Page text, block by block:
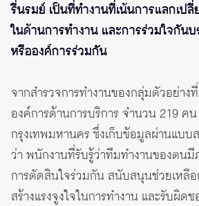
รื่นรมย์ เป็นที่ทำงานที่เน้นการแลกเปลี่
ในด้านการทำงาน และการร่วมใจกัน
หรือองค์การร่วมกัน
จากสำรวจการทำงานของกลุ่มตัวอย่าง
องค์การด้านการบริการ จำนวน 219 คน
กรุงเทพมหานคร ซึ่งเก็บข้อมูลผ่านแบ
ว่า พนักงานที่รับรู้ว่าทีมทำงานของตนมี
การตัดสินใจร่วมกัน สนับสนุนช่วยเหลื
สร้างแรงจูงใจในการทำงาน และรับผิ